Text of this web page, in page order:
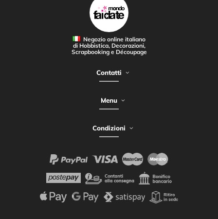
Negozio online italiano
di Hobbistica, Decorazioni,
Scrapbooking e Découpage
Contatti
Menu
Condizioni